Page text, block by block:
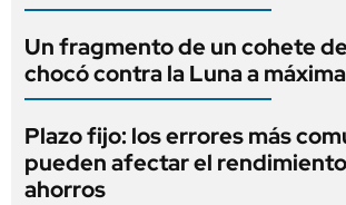
Un fragmento de un cohete
chocó contra la Luna a
Plazo fijo: los errores más
pueden afectar el
ahorros